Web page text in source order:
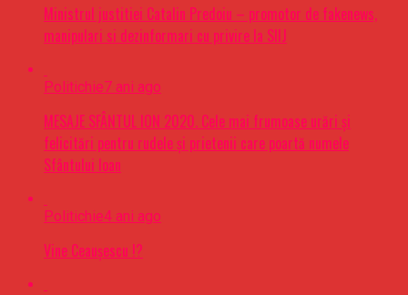
Ministrul justitiei Catalin Predoiu – promotor de fakenews,
manipulari si dezinformari cu privire la SIIJ
Politichie7 ani ago
MESAJE SFÂNTUL ION 2020. Cele mai frumoase urări şi
felicitări pentru rudele şi prietenii care poartă numele
Sfântului Ioan
Politichie4 ani ago
Vine Ceaușescu !?